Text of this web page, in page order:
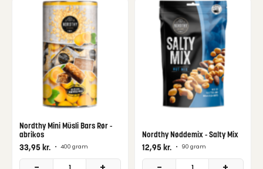
Nordthy Mini Müsli Bars Rør -
abrikos
33,95kr. • 400 gram
Nordthy Nøddemix - Salty Mix
12,95kr. • 90 gram